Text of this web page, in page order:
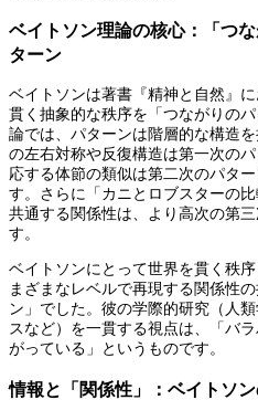
ベイトソン理論の核心：「つ
ターン
ベイトソンは著書『精神と自然』
貫く抽象的な秩序を「つながりの
論では、パターンは階層的な構造
の左右対称や反復構造は第一次の
応する体節の類似は第二次のパタ
す。さらに「カニとロブスターの
共通する関係性は、より高次の第
す。
ベイトソンにとって世界を貫く秩
まざまなレベルで再現する関係性
ン」でした。彼の学際的研究（人
スなど）を一貫する視点は、「バ
がっている」というものです。
情報と「関係性」：ベイトソ